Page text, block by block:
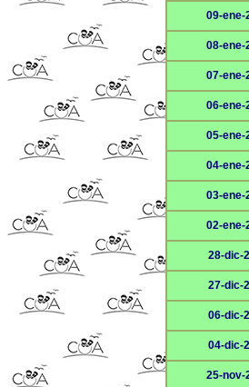
09-ene-
08-ene-
07-ene-
06-ene-
05-ene-
04-ene-
03-ene-
02-ene-
28-dic-
27-dic-
06-dic-
04-dic-
25-nov-